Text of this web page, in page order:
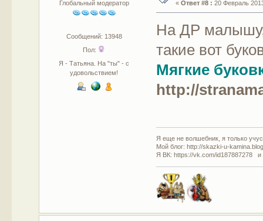
Глобальный модератор
Сообщений: 13948
Пол:
Я - Татьяна. На "ты" - с
удовольствием!
« Ответ #8 : 20 Февраль
На ДР малышу,
такие вот
Мягкие
http://
Я еще не волшебник, я только
Мой блог: http://skazki-u-
Я ВК: https://vk.com/id187887278 и